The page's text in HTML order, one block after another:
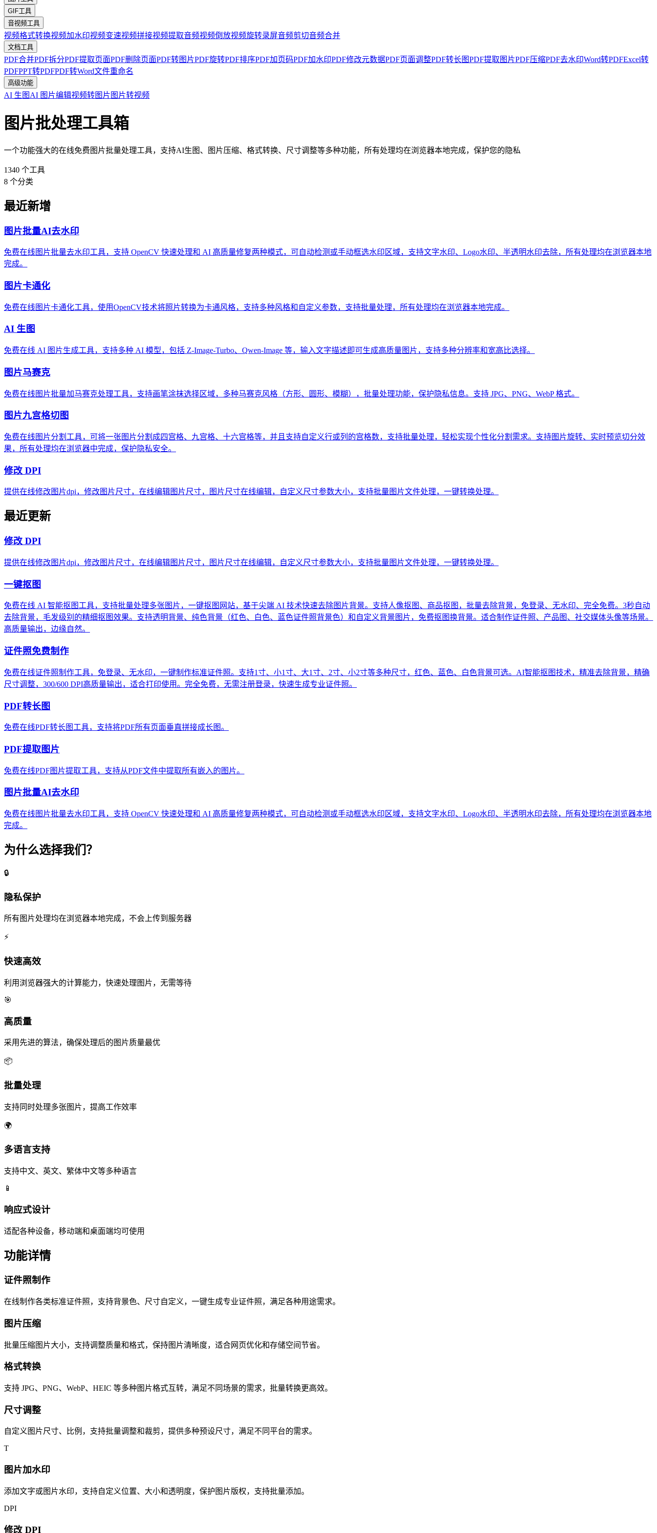
GIF工具
音视频工具
视频格式转换视频加水印视频变速视频拼接视频提取音频视频倒放视频旋转录屏音频剪切音频合并
文档工具
PDF合并PDF拆分PDF提取页面PDF删除页面PDF转图片PDF旋转PDF排序PDF加页码PDF加水印PDF修改元数据PDF页面调整PDF转长图PDF提取图片PDF压缩PDF去水印Word转PDFExcel转
PDFPPT转PDFPDF转Word文件重命名
高级功能
AI 生图 AI 图片编辑视频转图片 图片转视频
图片批处理工具箱
一个功能强大的在线免费图片批量处理工具，支持AI生图、图片压缩、格式转换、尺寸调整等多种功能，所有处理均在浏览器本地完成，保护您的隐私
1340 个工具
8 个分类
最近新增
图片批量AI去水印
免费在线图片批量去水印工具，支持 OpenCV 快速处理和 AI 高质量修复两种模式，可自动检测或手动框选水印区域，支持文字水印、Logo水印、半透明水印去除，所有处理均在浏览器本地
完成。
图片卡通化
免费在线图片卡通化工具，使用OpenCV技术将照片转换为卡通风格，支持多种风格和自定义参数，支持批量处理，所有处理均在浏览器本地完成。
AI 生图
免费在线 AI 图片生成工具，支持多种 AI 模型，包括 Z-Image-Turbo、Qwen-Image 等，输入文字描述即可生成高质量图片，支持多种分辨率和宽高比选择。
图片马赛克
免费在线图片批量加马赛克处理工具，支持画笔涂抹选择区域，多种马赛克风格（方形、圆形、模糊），批量处理功能，保护隐私信息。支持 JPG、PNG、WebP 格式。
图片九宫格切图
免费在线图片分割工具，可将一张图片分割成四宫格、九宫格、十六宫格等，并且支持自定义行或列的宫格数，支持批量处理，轻松实现个性化分割需求。支持图片旋转、实时预览切分效
果，所有处理均在浏览器中完成，保护隐私安全。
修改 DPI
提供在线修改图片dpi，修改图片尺寸，在线编辑图片尺寸，图片尺寸在线编辑，自定义尺寸参数大小，支持批量图片文件处理，一键转换处理。
最近更新
修改 DPI
提供在线修改图片dpi，修改图片尺寸，在线编辑图片尺寸，图片尺寸在线编辑，自定义尺寸参数大小，支持批量图片文件处理，一键转换处理。
一键抠图
免费在线 AI 智能抠图工具，支持批量处理多张图片，一键抠图网站，基于尖端 AI 技术快速去除图片背景。支持人像抠图、商品抠图，批量去除背景，免登录、无水印、完全免费。3秒自动
去除背景，毛发级别的精细抠图效果。支持透明背景、纯色背景（红色、白色、蓝色证件照背景色）和自定义背景图片，免费抠图换背景。适合制作证件照、产品图、社交媒体头像等场景。
高质量输出，边缘自然。
证件照免费制作
免费在线证件照制作工具，免登录、无水印，一键制作标准证件照。支持1寸、小1寸、大1寸、2寸、小2寸等多种尺寸，红色、蓝色、白色背景可选。AI智能抠图技术，精准去除背景，精确
尺寸调整，300/600 DPI高质量输出，适合打印使用。完全免费，无需注册登录，快速生成专业证件照。
PDF转长图
免费在线PDF转长图工具，支持将PDF所有页面垂直拼接成长图。
PDF提取图片
免费在线PDF图片提取工具，支持从PDF文件中提取所有嵌入的图片。
图片批量AI去水印
免费在线图片批量去水印工具，支持 OpenCV 快速处理和 AI 高质量修复两种模式，可自动检测或手动框选水印区域，支持文字水印、Logo水印、半透明水印去除，所有处理均在浏览器本地
完成。
为什么选择我们？
🔒
隐私保护
所有图片处理均在浏览器本地完成，不会上传到服务器
⚡
快速高效
利用浏览器强大的计算能力，快速处理图片，无需等待
🎯
高质量
采用先进的算法，确保处理后的图片质量最优
📦
批量处理
支持同时处理多张图片，提高工作效率
🌍
多语言支持
支持中文、英文、繁体中文等多种语言
📱
响应式设计
适配各种设备，移动端和桌面端均可使用
功能详情
证件照制作
在线制作各类标准证件照，支持背景色、尺寸自定义，一键生成专业证件照，满足各种用途需求。
图片压缩
批量压缩图片大小，支持调整质量和格式，保持图片清晰度，适合网页优化和存储空间节省。
格式转换
支持 JPG、PNG、WebP、HEIC 等多种图片格式互转，满足不同场景的需求，批量转换更高效。
尺寸调整
自定义图片尺寸、比例，支持批量调整和裁剪，提供多种预设尺寸，满足不同平台的需求。
T
图片加水印
添加文字或图片水印，支持自定义位置、大小和透明度，保护图片版权，支持批量添加。
DPI
修改 DPI